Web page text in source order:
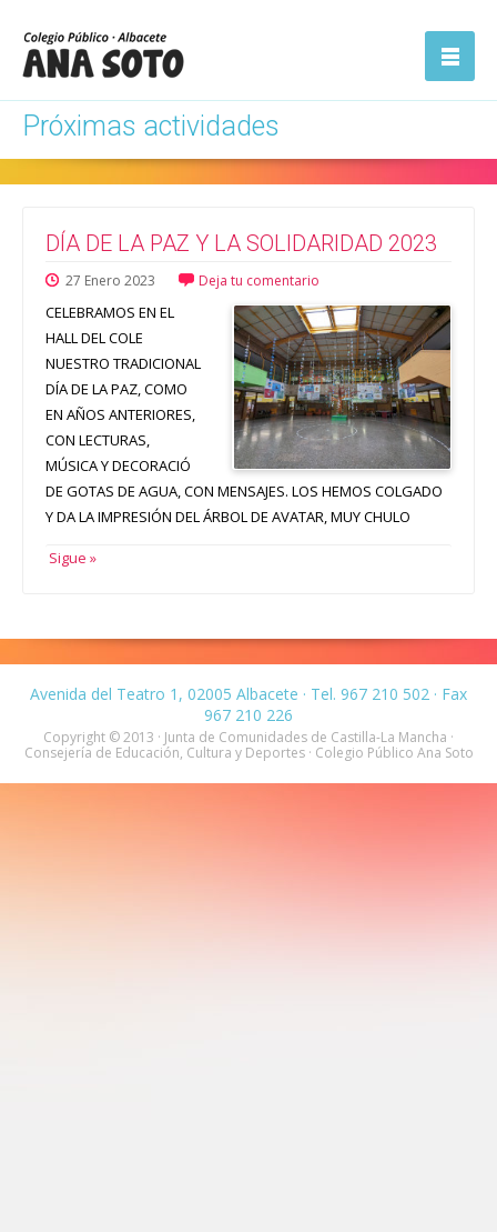
navegación
Próximas actividades
DÍA DE LA PAZ Y LA SOLIDARIDAD 2023
27 Enero 2023 Deja tu comentario
CELEBRAMOS EN EL
HALL DEL COLE
NUESTRO TRADICIONAL
DÍA DE LA PAZ, COMO
EN AÑOS ANTERIORES,
CON LECTURAS,
MÚSICA Y DECORACIÓ
DE GOTAS DE AGUA, CON MENSAJES. LOS HEMOS COLGADO
Y DA LA IMPRESIÓN DEL ÁRBOL DE AVATAR, MUY CHULO
Sigue »
Avenida del Teatro 1, 02005 Albacete · Tel. 967 210 502 · Fax
967 210 226
Copyright © 2013 · Junta de Comunidades de Castilla-La Mancha ·
Consejería de Educación, Cultura y Deportes · Colegio Público Ana Soto